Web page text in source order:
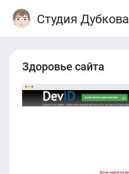
Студия Дубкова
Здоровье сайта